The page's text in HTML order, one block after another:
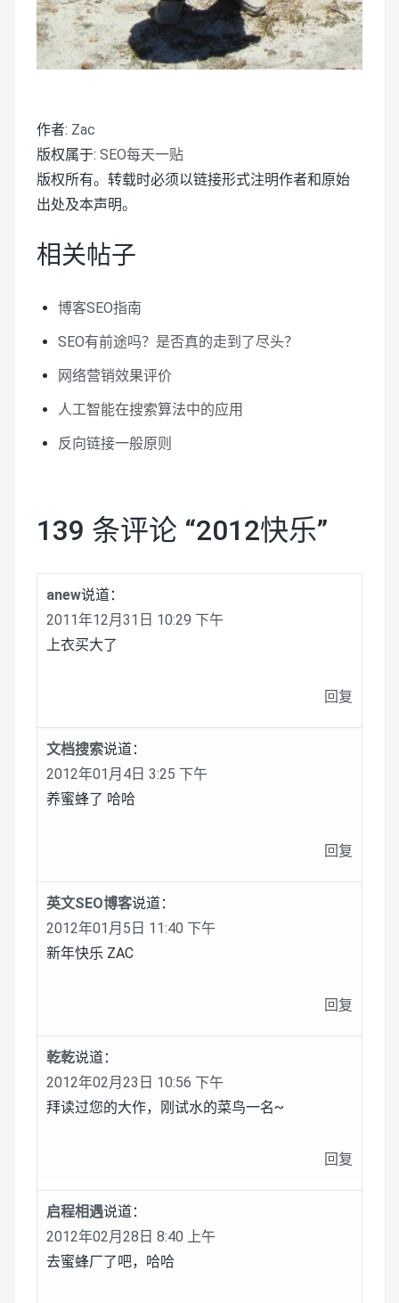
作者: Zac
版权属于: SEO每天一贴
版权所有。转载时必须以链接形式注明作者和原始
出处及本声明。
相关帖子
博客SEO指南
SEO有前途吗？是否真的走到了尽头？
网络营销效果评价
人工智能在搜索算法中的应用
反向链接一般原则
139 条评论 “2012快乐”
anew说道：
2011年12月31日 10:29 下午
上衣买大了
回复
文档搜索说道：
2012年01月4日 3:25 下午
养蜜蜂了 哈哈
回复
英文SEO博客说道：
2012年01月5日 11:40 下午
新年快乐 ZAC
回复
乾乾说道：
2012年02月23日 10:56 下午
拜读过您的大作，刚试水的菜鸟一名~
回复
启程相遇说道：
2012年02月28日 8:40 上午
去蜜蜂厂了吧，哈哈